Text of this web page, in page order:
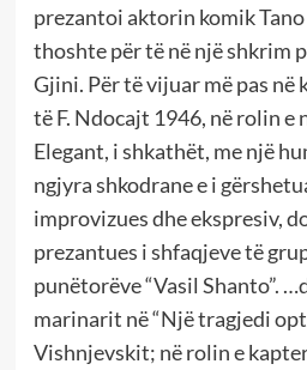
prezantoi aktorin komik Tano
thoshte për të në një
Gjini. Për të vijuar më pas në
të F. Ndocajt 1946, në rolin e
Elegant, i shkathët, me një
ngjyra shkodrane e i
improvizues dhe ekspresiv,
prezantues i shfaqjeve të
punëtorëve “Vasil Shanto”.
marinarit në “Një tragjedi
Vishnjevskit; në rolin e